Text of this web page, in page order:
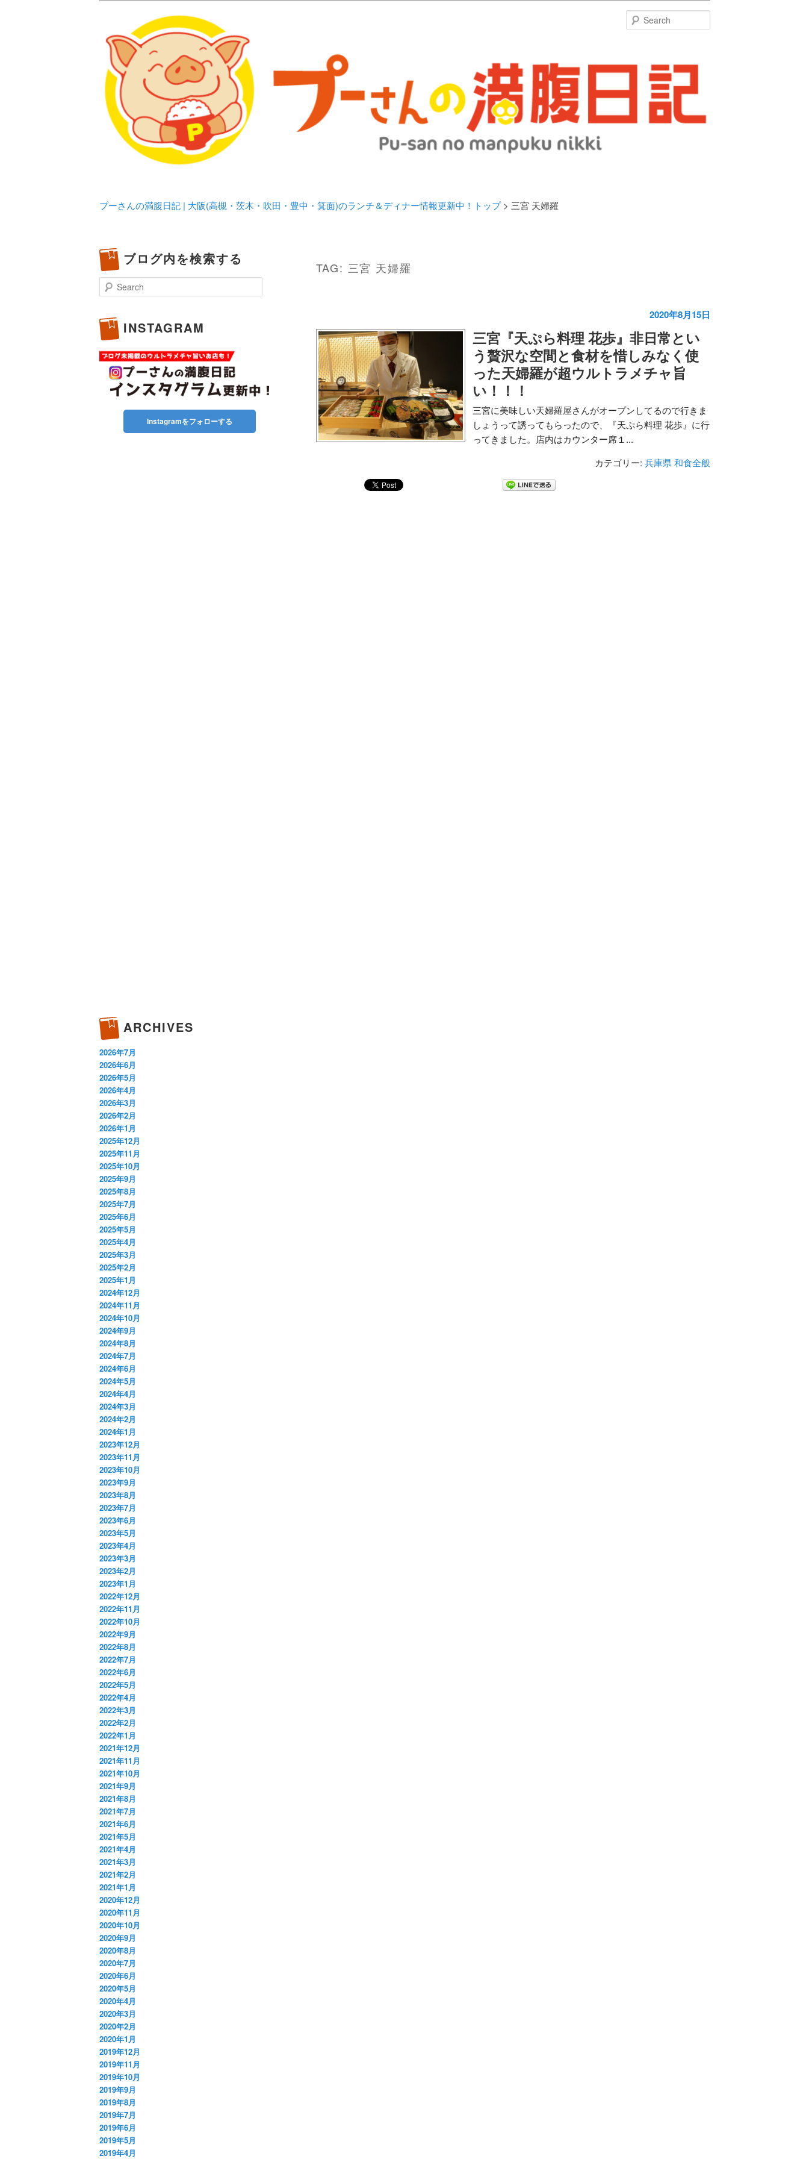
プーさんの満腹日記 | 大阪(高槻・茨木・吹田・
豊中・箕面)のランチ＆ディナー情報更新中！
化してます。
プーさんの満腹日記 | 大阪(高槻・茨木・吹田・豊中・箕面)のランチ＆ディナー情報更新中！トップ> 三宮 天婦羅
TAG: 三宮 天婦羅
2020年8月15日
三宮『天ぷら料理 花歩』非日常とい
う贅沢な空間と食材を惜しみなく使
った天婦羅が超ウルトラメチャ旨
い！！！
三宮に美味しい天婦羅屋さんがオープンしてるので行きま
しょうって誘ってもらったので、『天ぷら料理 花歩』に行
ってきました。店内はカウンター席１...
カテゴリー: 兵庫県 和食全般
ブログ内を検索する
Search
INSTAGRAM
Instagramをフォローする
ARCHIVES
2026年7月
2026年6月
2026年5月
2026年4月
2026年3月
2026年2月
2026年1月
2025年12月
2025年11月
2025年10月
2025年9月
2025年8月
2025年7月
2025年6月
2025年5月
2025年4月
2025年3月
2025年2月
2025年1月
2024年12月
2024年11月
2024年10月
2024年9月
2024年8月
2024年7月
2024年6月
2024年5月
2024年4月
2024年3月
2024年2月
2024年1月
2023年12月
2023年11月
2023年10月
2023年9月
2023年8月
2023年7月
2023年6月
2023年5月
2023年4月
2023年3月
2023年2月
2023年1月
2022年12月
2022年11月
2022年10月
2022年9月
2022年8月
2022年7月
2022年6月
2022年5月
2022年4月
2022年3月
2022年2月
2022年1月
2021年12月
2021年11月
2021年10月
2021年9月
2021年8月
2021年7月
2021年6月
2021年5月
2021年4月
2021年3月
2021年2月
2021年1月
2020年12月
2020年11月
2020年10月
2020年9月
2020年8月
2020年7月
2020年6月
2020年5月
2020年4月
2020年3月
2020年2月
2020年1月
2019年12月
2019年11月
2019年10月
2019年9月
2019年8月
2019年7月
2019年6月
2019年5月
2019年4月